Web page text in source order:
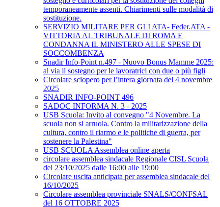
temporaneamente assenti. Chiarimenti sulle modalità di
sostituzione.
SERVIZIO MILITARE PER GLI ATA- Feder.ATA -
VITTORIA AL TRIBUNALE DI ROMA E
CONDANNA IL MINISTERO ALLE SPESE DI
SOCCOMBENZA
Snadir Info-Point n.497 - Nuovo Bonus Mamme 2025:
al via il sostegno per le lavoratrici con due o più figli
Circolare sciopero per l’intera giornata del 4 novembre
2025
SNADIR INFO-POINT 496
SADOC INFORMA N. 3 - 2025
USB Scuola: Invito al convegno "4 Novembre. La
scuola non si arruola. Contro la militarizzazione della
cultura, contro il riarmo e le politiche di guerra, per
sostenere la Palestina"
USB SCUOLA Assemblea online aperta
circolare assemblea sindacale Regionale CISL Scuola
del 23/10/2025 dalle 16:00 alle 19:00
Circolare uscita anticipata per assemblea sindacale del
16/10/2025
Circolare assemblea provinciale SNALS/CONFSAL
del 16 OTTOBRE 2025